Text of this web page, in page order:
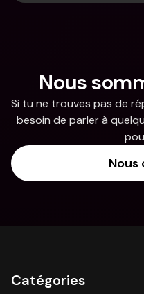
Nous
Si tu ne trouves pas de
besoin de parler à
Catégories